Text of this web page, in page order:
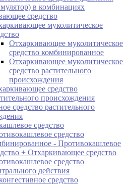
в комбинациях
средство
муколитическое
Отхаркивающее муколитическое
средство комбинированное
Отхаркивающее муколитическое
средство растительного
происхождения
средство
происхождения
средство растительного
средство
средство
- Противокашлевое
+ Отхаркивающее средство
средство
действия
средство